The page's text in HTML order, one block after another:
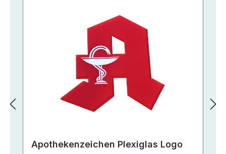
Apothekenzeichen Plexiglas Logo